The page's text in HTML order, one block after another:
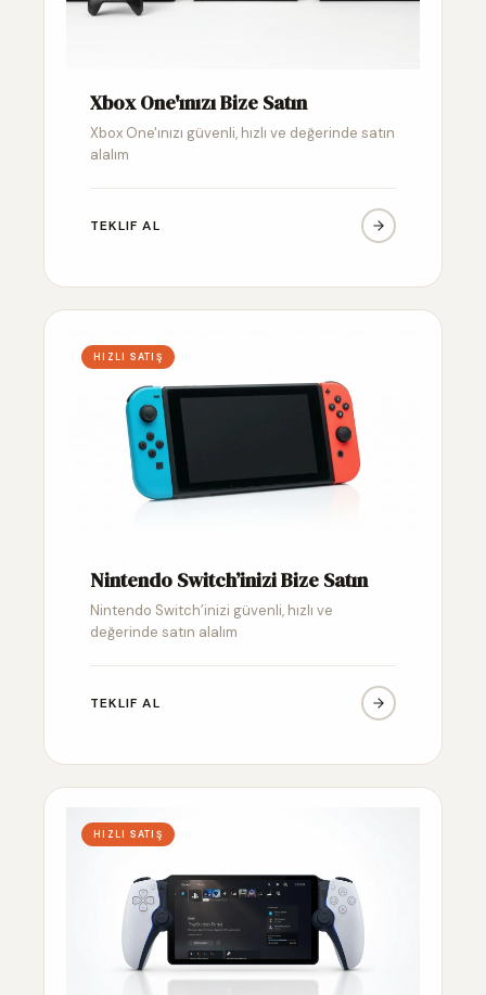
Xbox One'ınızı Bize Satın
Xbox One'ınızı güvenli, hızlı ve değerinde satın
alalım
TEKLIF AL
HIZLI SATIŞ
Nintendo Switch’inizi Bize Satın
Nintendo Switch’inizi güvenli, hızlı ve
değerinde satın alalım
TEKLIF AL
HIZLI SATIŞ